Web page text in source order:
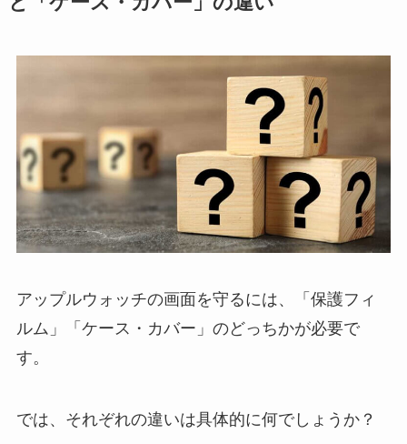
アップルウォッチの画面を守るには、「保護フィ
ルム」「ケース・カバー」のどっちかが必要で
す。
では、それぞれの違いは具体的に何でしょうか？